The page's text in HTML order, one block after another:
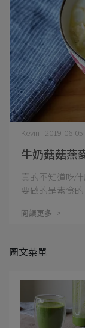
牛奶菇菇燕
Kevin | 2019-06-05
真的不知道吃
要做的是素食
閱讀更多 ->
圖文菜單